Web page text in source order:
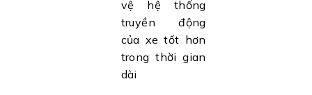
vệ hệ thống
truyền động
của xe tốt hơn
trong thời gian
dài